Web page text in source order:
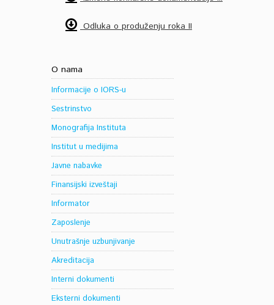
Odluka o produženju roka II
O nama
Informacije o IORS-u
Sestrinstvo
Monografija Instituta
Institut u medijima
Javne nabavke
Finansijski izveštaji
Informator
Zaposlenje
Unutrašnje uzbunjivanje
Akreditacija
Interni dokumenti
Eksterni dokumenti